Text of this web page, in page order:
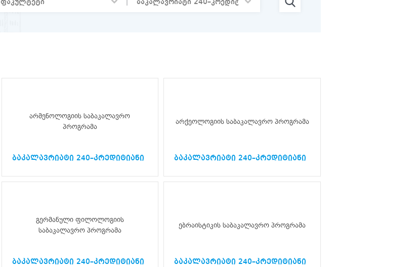
არმენოლოგიის საბაკალავრო
პროგრამა
ბაკალავრიატი 240–კრედიტიანი
არქეოლოგიის საბაკალავრო პროგრამა
ბაკალავრიატი 240–კრედიტიანი
გერმანული ფილოლოგიის
საბაკალავრო პროგრამა
ბაკალავრიატი 240–კრედიტიანი
ებრაისტიკის საბაკალავრო პროგრამა
ბაკალავრიატი 240–კრედიტიანი